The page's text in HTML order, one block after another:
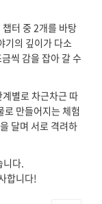
터 중 2개를 바탕
기의 깊이가 다소
씩 감을 잡아 갈 수
별로 차근차근 따
만들어지는 체험
달며 서로 격려하
니다.
합니다!